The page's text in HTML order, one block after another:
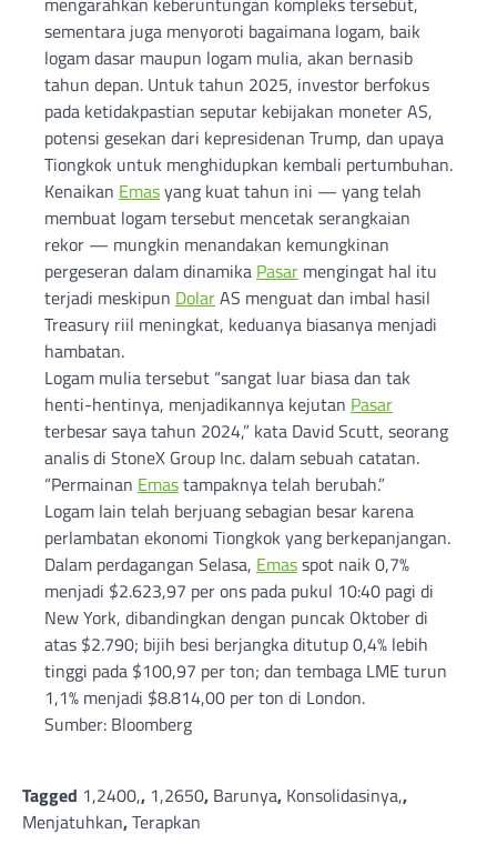
sementara juga menyoroti bagaimana logam, baik
logam dasar maupun logam mulia, akan bernasib
tahun depan. Untuk tahun 2025, investor berfokus
pada ketidakpastian seputar kebijakan moneter AS,
potensi gesekan dari kepresidenan Trump, dan upaya
Tiongkok untuk menghidupkan kembali pertumbuhan.
Kenaikan Emasyang kuat tahun ini — yang telah
membuat logam tersebut mencetak serangkaian
rekor — mungkin menandakan kemungkinan
pergeseran dalam dinamika Pasar mengingat hal itu
terjadi meskipun DolarAS menguat dan imbal hasil
Treasury riil meningkat, keduanya biasanya menjadi
hambatan.
Logam mulia tersebut “sangat luar biasa dan tak
henti-hentinya, menjadikannya kejutan Pasar
terbesar saya tahun 2024,” kata David Scutt, seorang
analis di StoneX Group Inc. dalam sebuah catatan.
“Permainan Emastampaknya telah berubah.”
Logam lain telah berjuang sebagian besar karena
perlambatan ekonomi Tiongkok yang berkepanjangan.
Dalam perdagangan Selasa, Emasspot naik 0,7%
menjadi $2.623,97 per ons pada pukul 10:40 pagi di
New York, dibandingkan dengan puncak Oktober di
atas $2.790; bijih besi berjangka ditutup 0,4% lebih
tinggi pada $100,97 per ton; dan tembaga LME turun
1,1% menjadi $8.814,00 per ton di London.
Sumber: Bloomberg
Tagged 1,2400,, 1,2650, Barunya, Konsolidasinya,,
Menjatuhkan,Terapkan